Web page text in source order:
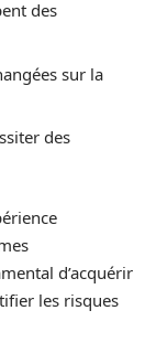
des
sur la
des
d’acquérir
les risques